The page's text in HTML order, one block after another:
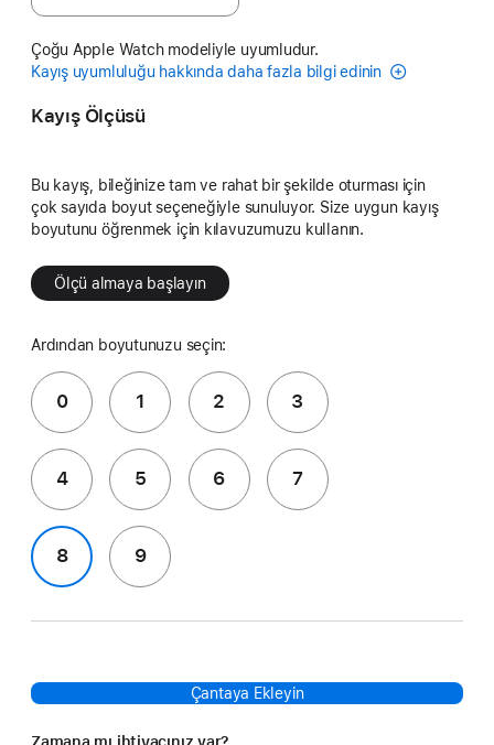
Çoğu Apple Watch modeliyle uyumludur.
Kayış uyumluluğu hakkında daha fazla bilgi edinin
Kayış Ölçüsü
Bu kayış, bileğinize tam ve rahat bir şekilde oturması için
çok sayıda boyut seçeneğiyle sunuluyor. Size uygun kayış
boyutunu öğrenmek için kılavuzumuzu kullanın.
Ölçü almaya başlayın
Ardından boyutunuzu seçin:
0 1 2 3
4 5 6 7
8 9
Çantaya Ekleyin
Zamana mı ihtiyacınız var?